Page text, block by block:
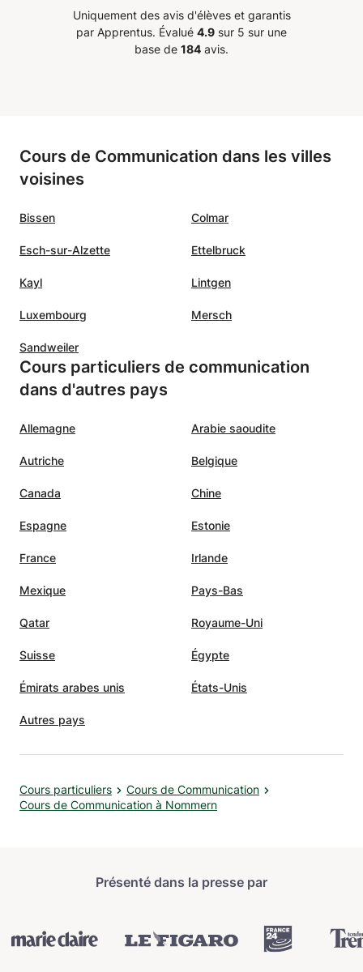
agréables et motivantes. Je
recommande vivement Camille à
Uniquement des avis d'élèves et garantis
par Apprentus. Évalué 4.9 sur 5 sur une
base de 184 avis.
Cours de Communication dans les villes
voisines
Bissen Colmar
Esch-sur-Alzette Ettelbruck
Kayl Lintgen
Luxembourg Mersch
Sandweiler
Cours particuliers de communication
dans d'autres pays
Allemagne Arabie saoudite
Autriche Belgique
Canada Chine
Espagne Estonie
France Irlande
Mexique Pays-Bas
Qatar Royaume-Uni
Suisse Égypte
Émirats arabes unis États-Unis
Autres pays
Cours particuliers
Cours de Communication
Cours de Communication à Nommern
Présenté dans la presse par